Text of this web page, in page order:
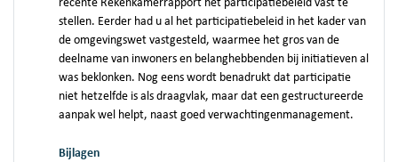
recente Rekenkamerrapport het participatiebeleid vast te
stellen. Eerder had u al het participatiebeleid in het kader van
de omgevingswet vastgesteld, waarmee het gros van de
deelname van inwoners en belanghebbenden bij initiatieven al
was beklonken. Nog eens wordt benadrukt dat participatie
niet hetzelfde is als draagvlak, maar dat een gestructureerde
aanpak wel helpt, naast goed verwachtingenmanagement.
Bijlagen